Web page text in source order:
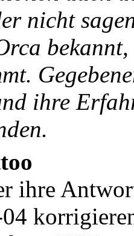
nicht
bekannt,
ihre
ihre